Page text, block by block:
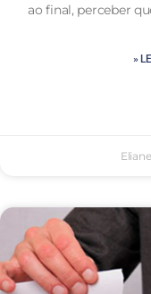
ao final, perceber
»